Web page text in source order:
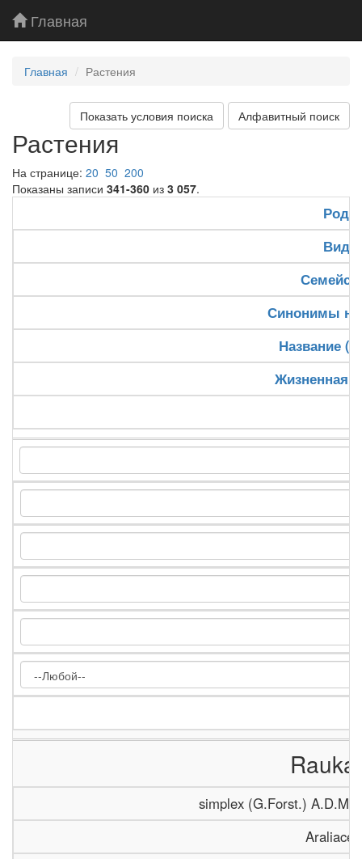
Главная
Главная Растения
Показать условия поиска Алфавитный поиск
Растения
На странице: 20 50 200
Показаны записи 341-360 из 3 057.
Род
Вид
Синонимы
Название
Жизненная
simplex (G.Forst.)